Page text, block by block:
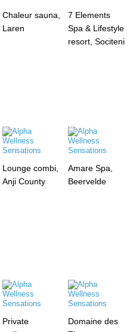
Chaleur sauna,
Laren
7 Elements
Spa & Lifestyle
resort, Sociteni
Lounge combi,
Anji County
Amare Spa,
Beervelde
Private
Domaine des